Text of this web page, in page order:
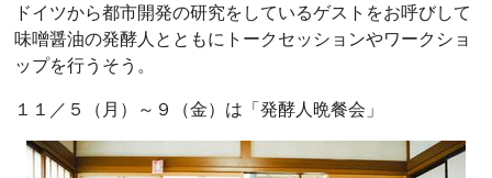
ドイツから都市開発の研究をしているゲストをお呼びして
味噌醤油の発酵人とともにトークセッションやワークショ
ップを行うそう。
１１／５（月）～９（金）は「発酵人晩餐会」